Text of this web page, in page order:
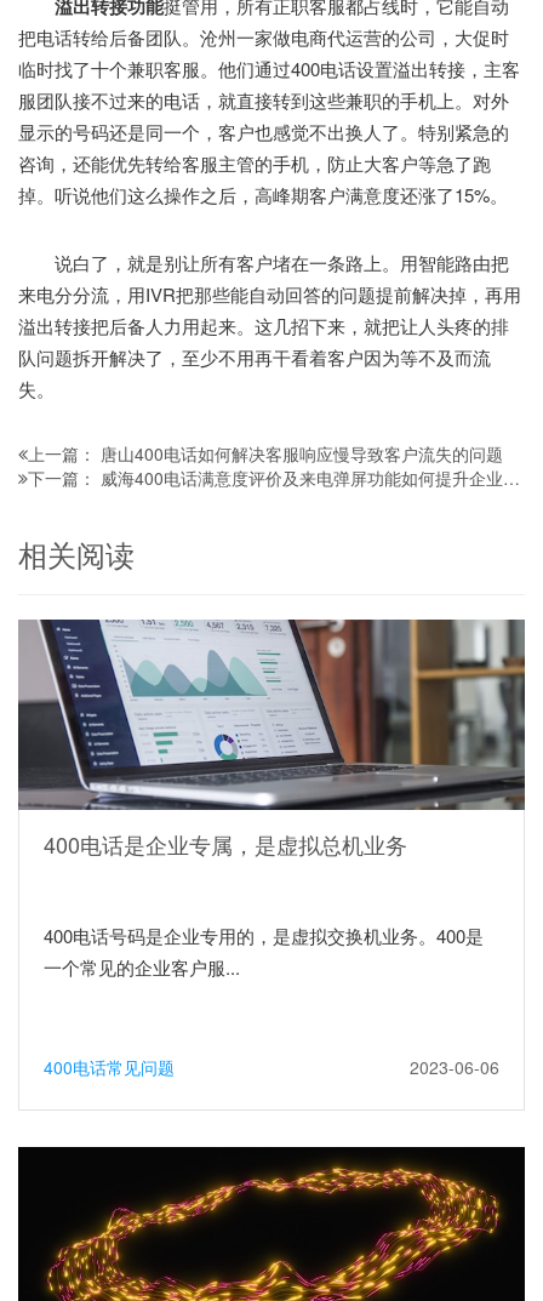
溢出转接功能挺管用，所有正职客服都占线时，它能自动
把电话转给后备团队。沧州一家做电商代运营的公司，大促时
临时找了十个兼职客服。他们通过400电话设置溢出转接，主客
服团队接不过来的电话，就直接转到这些兼职的手机上。对外
显示的号码还是同一个，客户也感觉不出换人了。特别紧急的
咨询，还能优先转给客服主管的手机，防止大客户等急了跑
掉。听说他们这么操作之后，高峰期客户满意度还涨了15%。
说白了，就是别让所有客户堵在一条路上。用智能路由把
来电分分流，用IVR把那些能自动回答的问题提前解决掉，再用
溢出转接把后备人力用起来。这几招下来，就把让人头疼的排
队问题拆开解决了，至少不用再干看着客户因为等不及而流
失。
上一篇： 唐山400电话如何解决客服响应慢导致客户流失的问题
下一篇： 威海400电话满意度评价及来电弹屏功能如何提升企业服务水平
相关阅读
400电话是企业专属，是虚拟总机业务
400电话号码是企业专用的，是虚拟交换机业务。400是
一个常见的企业客户服...
400电话常见问题 2023-06-06